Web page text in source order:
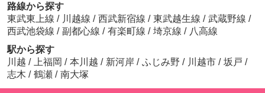
路線から探す
東武東上線 / 川越線 / 西武新宿線 / 東武越生線 / 武蔵野線 /
西武池袋線 / 副都心線 / 有楽町線 / 埼京線 / 八高線
駅から探す
川越 / 上福岡 / 本川越 / 新河岸 / ふじみ野 / 川越市 / 坂戸 /
志木 / 鶴瀬 / 南大塚